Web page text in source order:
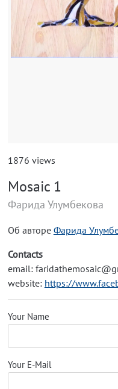
1876 views
Mosaic 1
Фарида Улумбекова
Об авторе Фарида
Contacts
email:
website: https://
Your Name
Your E-Mail